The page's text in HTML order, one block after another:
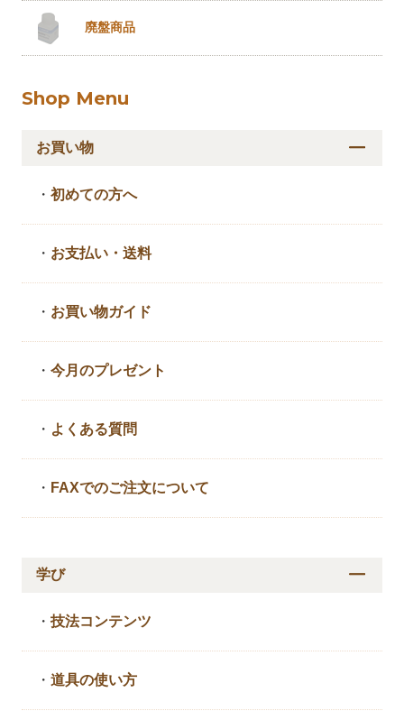
廃盤商品
Shop Menu
お買い物
・初めての方へ
・ お支払い・送料
・ お買い物ガイド
・今月のプレゼント
・ よくある質問
・ FAXでのご注文について
学び
・技法コンテンツ
・道具の使い方